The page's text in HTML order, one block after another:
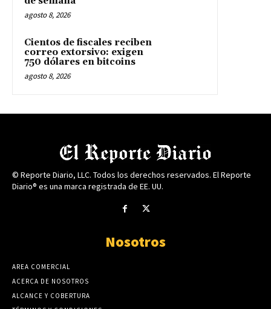
agosto 8, 2026
Cientos de fiscales reciben
correo extorsivo: exigen
750 dólares en bitcoins
agosto 8, 2026
© Reporte Diario, LLC. Todos los derechos reservados. El Reporte
Diario® es una marca registrada de EE. UU.
Nosotros
AREA COMERCIAL
ACERCA DE NOSOTROS
ALCANCE Y COBERTURA